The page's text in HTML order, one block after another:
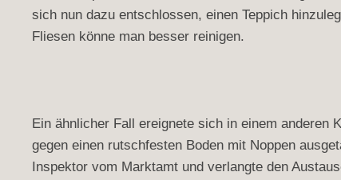
sich nun dazu entschlossen, einen Teppich
Fliesen könne man besser reinigen.
Ein ähnlicher Fall ereignete sich in einem anderen
gegen einen rutschfesten Boden mit Noppen
Inspektor vom Marktamt und verlangte den